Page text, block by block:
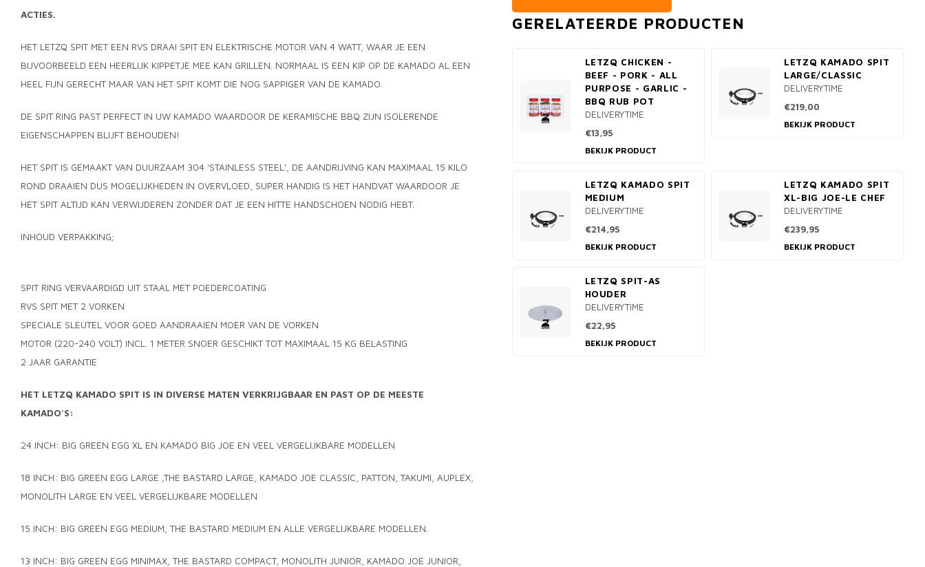
ACTIES.
HET LETZQ SPIT MET EEN RVS DRAAI SPIT EN ELEKTRISCHE MOTOR VAN 4 WATT, WAAR JE EEN
BIJVOORBEELD EEN HEERLIJK KIPPETJE MEE KAN GRILLEN. NORMAAL IS EEN KIP OP DE KAMADO AL EEN
HEEL FIJN GERECHT MAAR VAN HET SPIT KOMT DIE NOG SAPPIGER VAN DE KAMADO.
DE SPIT RING PAST PERFECT IN UW KAMADO WAARDOOR DE KERAMISCHE BBQ ZIJN ISOLERENDE
EIGENSCHAPPEN BLIJFT BEHOUDEN!
HET SPIT IS GEMAAKT VAN DUURZAAM 304 ‘STAINLESS STEEL’, DE AANDRIJVING KAN MAXIMAAL 15 KILO
ROND DRAAIEN DUS MOGELIJKHEDEN IN OVERVLOED, SUPER HANDIG IS HET HANDVAT WAARDOOR JE
HET SPIT ALTIJD KAN VERWIJDEREN ZONDER DAT JE EEN HITTE HANDSCHOEN NODIG HEBT.
INHOUD VERPAKKING;
SPIT RING VERVAARDIGD UIT STAAL MET POEDERCOATING
RVS SPIT MET 2 VORKEN
SPECIALE SLEUTEL VOOR GOED AANDRAAIEN MOER VAN DE VORKEN
MOTOR (220-240 VOLT) INCL. 1 METER SNOER GESCHIKT TOT MAXIMAAL 15 KG BELASTING
2 JAAR GARANTIE
HET LETZQ KAMADO SPIT IS IN DIVERSE MATEN VERKRIJGBAAR EN PAST OP DE MEESTE
KAMADO'S:
24 INCH: BIG GREEN EGG XL EN KAMADO BIG JOE EN VEEL VERGELIJKBARE MODELLEN
18 INCH: BIG GREEN EGG LARGE ,THE BASTARD LARGE, KAMADO JOE CLASSIC, PATTON, TAKUMI, AUPLEX,
MONOLITH LARGE EN VEEL VERGELIJKBARE MODELLEN
15 INCH: BIG GREEN EGG MEDIUM, THE BASTARD MEDIUM EN ALLE VERGELIJKBARE MODELLEN.
13 INCH: BIG GREEN EGG MINIMAX, THE BASTARD COMPACT, MONOLITH JUNIOR, KAMADO JOE JUNIOR,
GERELATEERDE PRODUCTEN
LETZQ CHICKEN -
BEEF - PORK - ALL
PURPOSE - GARLIC -
BBQ RUB POT
DELIVERYTIME
€13,95
BEKIJK PRODUCT
LETZQ KAMADO SPIT
LARGE/CLASSIC
DELIVERYTIME
€219,00
BEKIJK PRODUCT
LETZQ KAMADO SPIT
MEDIUM
DELIVERYTIME
€214,95
BEKIJK PRODUCT
LETZQ KAMADO SPIT
XL-BIG JOE-LE CHEF
DELIVERYTIME
€239,95
BEKIJK PRODUCT
LETZQ SPIT-AS
HOUDER
DELIVERYTIME
€22,95
BEKIJK PRODUCT